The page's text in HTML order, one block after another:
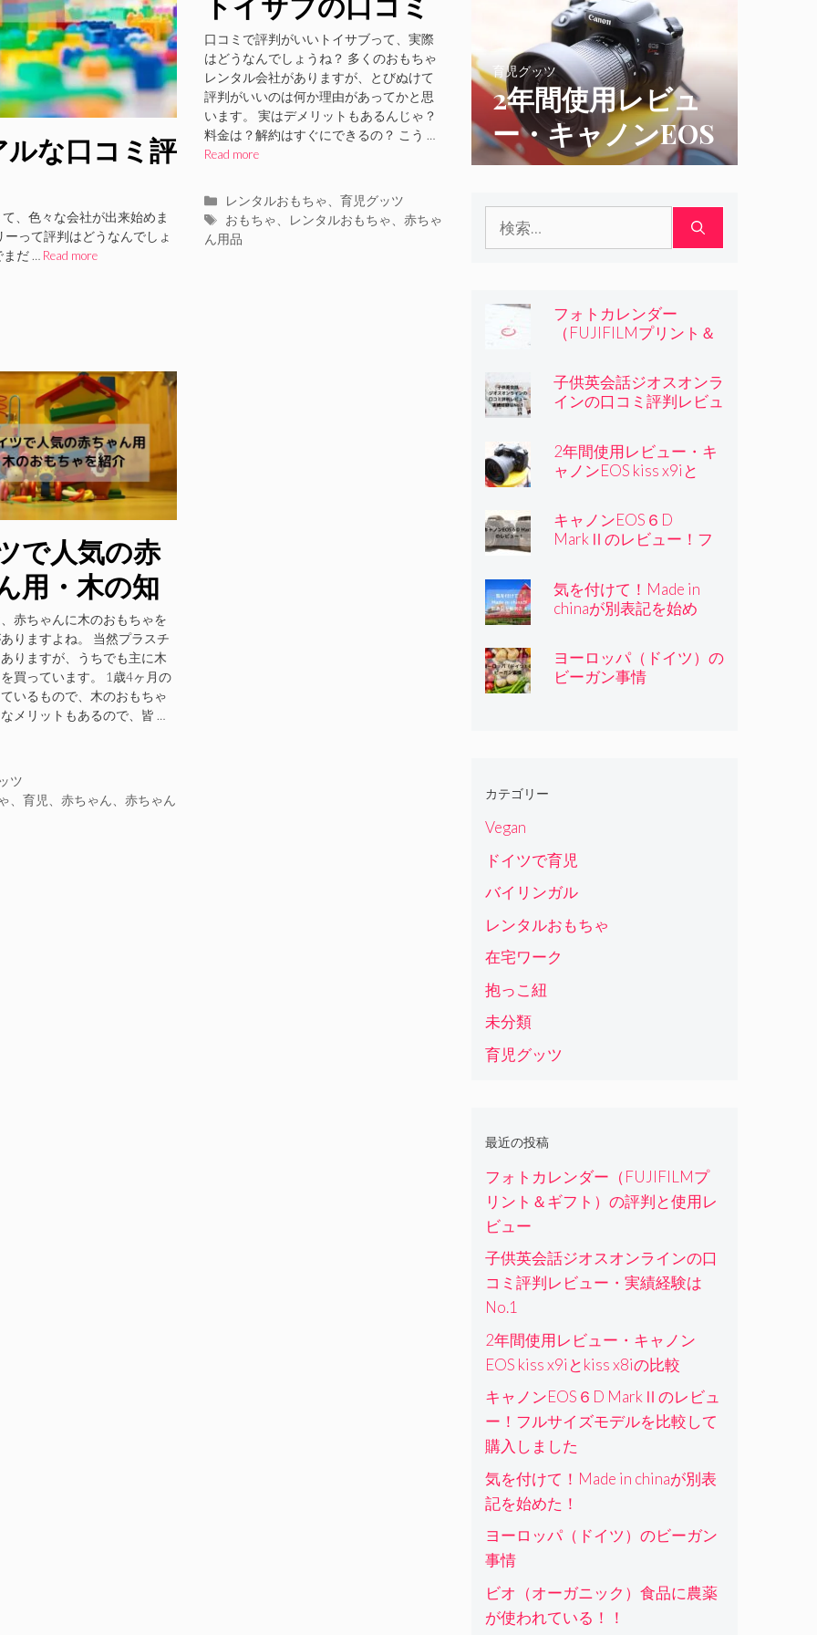
な口コミ評
、色々な会社が出来始めま
って評判はどうなんでしょ
まだ … Read more
とメリットデメリ
ットを紹介
口コミで評判がいいトイサブって、実際
はどうなんでしょうね？ 多くのおもちゃ
レンタル会社がありますが、とびぬけて
評判がいいのは何か理由があってかと思
います。 実はデメリットもあるんじゃ？
料金は？解約はすぐにできるの？ こう …
Read more
カ
テ
ゴ
レンタルおもちゃ 、育児グッツ
タ
グ
おもちゃ レンタルおもちゃ 、赤ちゃ
ん用品
で人気の赤
用・木の知
ちゃを紹介
、赤ちゃんに木のおもちゃを
りますよね。 当然プラスチ
りますが、うちでも主に木
買っています。 1歳4ヶ月の
いるもので、木のおもちゃ
メリットもあるので、皆 …
ツ
育児 赤ちゃん
赤ちゃん
ー・実績経験は
No.1
2年間使用レビュ
ー・キャノンEOS
kiss x9iとkiss x8i
の比較
育児グッツ
フォトカレンダー
（FUJIFILMプリント＆
ビュー
子供英会話ジオスオンラ
インの口コミ評判レビュ
2年間使用レビュー・キ
ャノンEOS kiss x9iと
キャノンEOS６D
MarkⅡのレビュー！フ
て購入しました
気を付けて！Made in
chinaが別表記を始め
ヨーロッパ（ドイツ）の
ビーガン事情
カテゴリー
Vegan
ドイツで育児
バイリンガル
レンタルおもちゃ
在宅ワーク
抱っこ紐
未分類
育児グッツ
最近の投稿
フォトカレンダー（FUJIFILMプ
リント＆ギフト）の評判と使用レ
ビュー
子供英会話ジオスオンラインの口
コミ評判レビュー・実績経験は
No.1
2年間使用レビュー・キャノン
EOS kiss x9iとkiss x8iの比較
キャノンEOS６D MarkⅡのレビュ
ー！フルサイズモデルを比較して
購入しました
気を付けて！Made in chinaが別表
記を始めた！
ヨーロッパ（ドイツ）のビーガン
事情
ビオ（オーガニック）食品に農薬
が使われている！！